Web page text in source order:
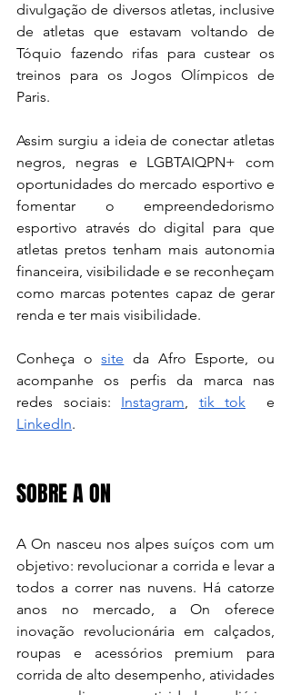
divulgação de diversos atletas, inclusive
de atletas que estavam voltando de
Tóquio fazendo rifas para custear os
treinos para os Jogos Olímpicos de
Paris.
Assim surgiu a ideia de conectar atletas
negros, negras e LGBTAIQPN+ com
oportunidades do mercado esportivo e
fomentar o empreendedorismo
esportivo através do digital para que
atletas pretos tenham mais autonomia
financeira, visibilidade e se reconheçam
como marcas potentes capaz de gerar
renda e ter mais visibilidade.
Conheça o site da Afro Esporte, ou
acompanhe os perfis da marca nas
redes sociais: Instagram, tik tok
LinkedIn.
SOBRE A ON
A On nasceu nos alpes suíços com um
objetivo: revolucionar a corrida e levar a
todos a correr nas nuvens. Há catorze
anos no mercado, a On oferece
inovação revolucionária em calçados,
roupas e acessórios premium para
corrida de alto desempenho, atividades